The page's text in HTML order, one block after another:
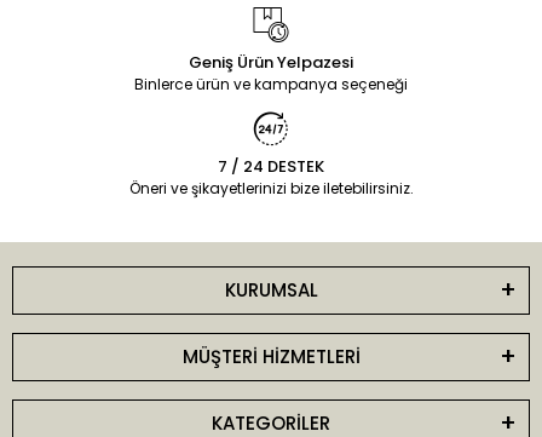
Geniş Ürün Yelpazesi
Binlerce ürün ve kampanya seçeneği
7 / 24 DESTEK
Öneri ve şikayetlerinizi bize iletebilirsiniz.
KURUMSAL
MÜŞTERİ HİZMETLERİ
KATEGORİLER